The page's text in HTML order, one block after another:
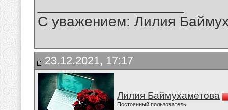
С уважением: Лилия
23.12.2021, 17:17
Лилия Баймухаметова
Постоянный пользователь